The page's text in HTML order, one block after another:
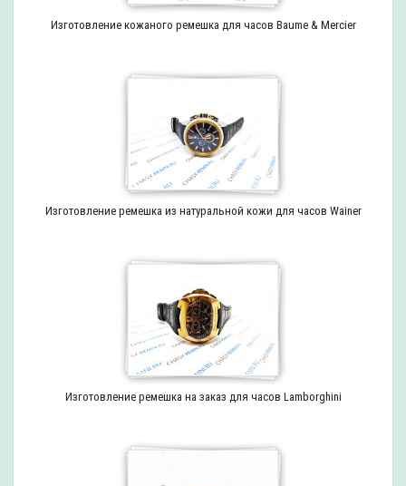
Изготовление кожаного ремешка для часов Baume & Mercier
Изготовление ремешка из натуральной кожи для часов Wainer
Изготовление ремешка на заказ для часов Lamborghini